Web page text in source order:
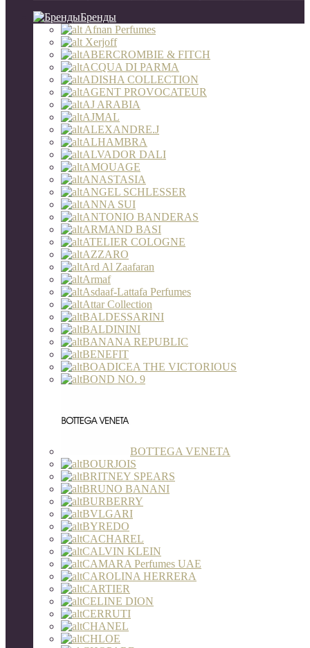
Бренды
Afnan Perfumes
Xerjoff
ABERCROMBIE & FITCH
ACQUA DI PARMA
ADISHA COLLECTION
AGENT PROVOCATEUR
AJ ARABIA
AJMAL
ALEXANDRE.J
ALHAMBRA
ALVADOR DALI
AMOUAGE
ANASTASIA
ANGEL SCHLESSER
ANNA SUI
ANTONIO BANDERAS
ARMAND BASI
ATELIER COLOGNE
AZZARO
Ard Al Zaafaran
Armaf
Asdaaf-Lattafa Perfumes
Attar Collection
BALDESSARINI
BALDININI
BANANA REPUBLIC
BENEFIT
BOADICEA THE VICTORIOUS
BOND NO. 9
BOTTEGA VENETA
BOURJOIS
BRITNEY SPEARS
BRUNO BANANI
BURBERRY
BVLGARI
BYREDO
CACHAREL
CALVIN KLEIN
CAMARA Perfumes UAE
CAROLINA HERRERA
CARTIER
CELINE DION
CERRUTI
CHANEL
CHLOE